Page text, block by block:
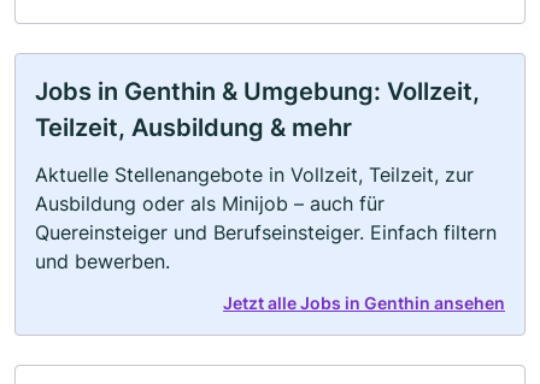
Jobs in Genthin & Umgebung: Vollzeit,
Teilzeit, Ausbildung & mehr
Aktuelle Stellenangebote in Vollzeit, Teilzeit, zur
Ausbildung oder als Minijob – auch für
Quereinsteiger und Berufseinsteiger. Einfach filtern
und bewerben.
Jetzt alle Jobs in Genthin ansehen